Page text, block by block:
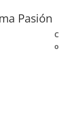
Pasión
C
o